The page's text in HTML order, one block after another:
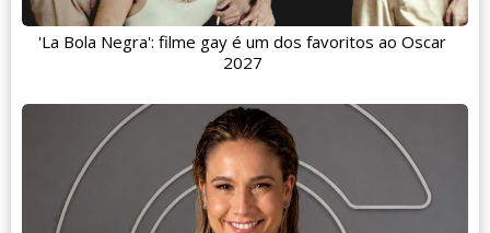
'La Bola Negra': filme gay é um dos favoritos ao Oscar
2027